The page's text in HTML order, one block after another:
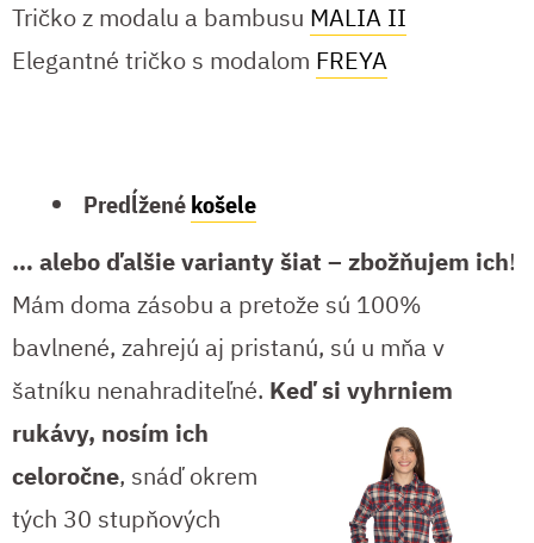
Tričko z modalu a bambusu MALIA II
Elegantné tričko s modalom FREYA
Predĺženékošele
… alebo ďalšie varianty šiat – zbožňujem ich!
Mám doma zásobu a pretože sú 100%
bavlnené, zahrejú aj pristanú, sú u mňa v
šatníku nenahraditeľné. Keď si vyhrniem
rukávy, nosím ich
celoročne, snáď okrem
tých 30 stupňových